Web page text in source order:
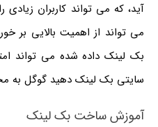
آید، که می تواند کاربران
می تواند از اهمیت بالایی بر
بک لینک داده شده می تواند
سایتی بک لینک دهید گوگل به
آموزش ساخت بک لینک